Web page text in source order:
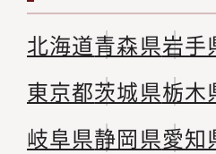
北海道青森県岩手
東京都茨城県栃木
岐阜県静岡県愛知